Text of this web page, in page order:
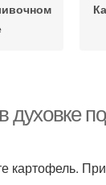
духовке
картофель.